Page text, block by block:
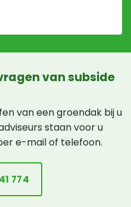
van subside
van een groendak bij u
staan voor u
e-mail of telefoon.
774